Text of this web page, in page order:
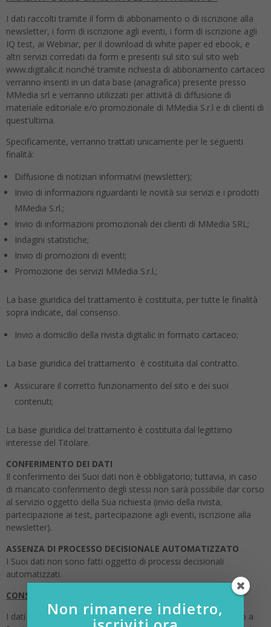
I dati raccolti tramite il form di abbonamento o di iscrizione alla
newsletter, i form di iscrizione agli eventi, i form di iscrizione agli
IQ test, ai Webinar, per il download di white paper ed ebook, e
altri servizi corredati da form e presenti sul sito sul sito web
www.digitalic.it nonché tramite richiesta di abbonamento cartaceo
verranno inseriti in un data base (anagrafica) presente presso
MMedia srl e verranno utilizzati per attività di diffusione di
materiale editoriale e/o promozionale di MMedia S.r.l e di clienti di
quest’ultima.
Specificamente, verranno trattati unicamente per le seguenti
finalità:
Diffusione di notiziari informativi (newsletter);
Invio di informazioni riguardanti le novità sui servizi e i prodotti
MMedia S.rl.;
Invio di informazioni promozionali dei clienti di MMedia SRL;
Indagini statistiche;
Invio di promozioni di eventi;
Promozione dei servizi MMedia S.r.l.;
La base giuridica del trattamento è costituita, per tutte le finalità
sopra indicate, dal consenso.
Invio a domicilio della rivista digitalic in formato cartaceo;
La base giuridica del trattamento è costituita dal contratto.
Assicurare il corretto funzionamento del sito e dei suoi
contenuti;
La base giuridica del trattamento è costituita dal legittimo
interesse del Titolare.
CONFERIMENTO DEI DATI
Il conferimento dei Suoi dati non è obbligatorio; tuttavia, in caso
di mancato conferimento degli stessi non sarà possibile dar corso
al servizio oggetto della Sua richiesta (invio della rivista,
partecipazione ai test, partecipazione agli eventi, iscrizione alla
newsletter).
ASSENZA DI PROCESSO DECISIONALE AUTOMATIZZATO
I Suoi dati non sono fatti oggetto di processi decisionali
automatizzati.
CONSERVAZIONE DEI DATI
I dati saranno trattati esclusivamente per il tempo necessario a
Non rimanere indietro,